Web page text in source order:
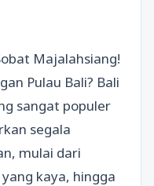
Majalahsiang!
Pulau Bali? Bali
sangat populer
segala
mulai dari
kaya, hingga